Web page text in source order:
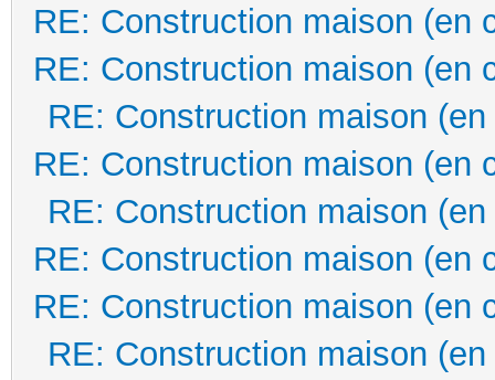
RE: Construction maison (en
RE: Construction maison (en
RE: Construction maison
RE: Construction maison (en
RE: Construction maison
RE: Construction maison (en
RE: Construction maison (en
RE: Construction maison